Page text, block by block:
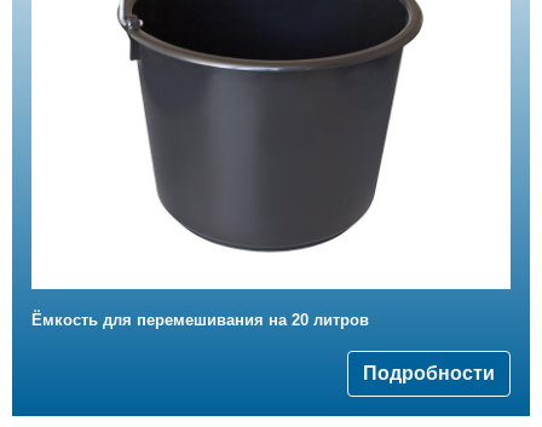
Ёмкость для перемешивания на 20 литров
Подробности